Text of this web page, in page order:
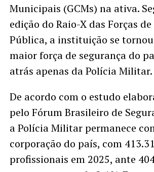
Municipais (GCMs) na ativa.
edição do Raio-X das Forças
Pública, a instituição se
maior força de segurança do
atrás apenas da Polícia Militar.
De acordo com o estudo
pelo Fórum Brasileiro de
a Polícia Militar permanece
corporação do país, com
profissionais em 2025, ante